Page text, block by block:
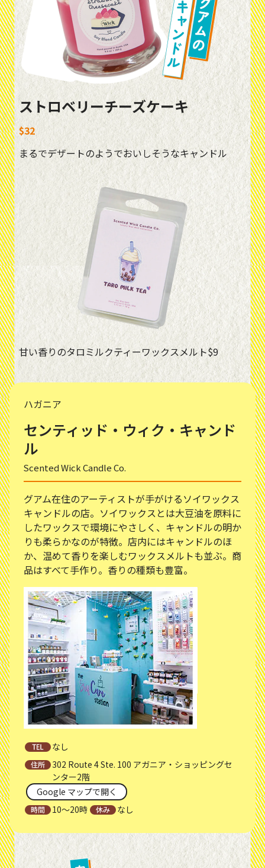
ストロベリーチーズケーキ
$32
まるでデザートのようでおいしそうなキャンドル
甘い香りのタロミルクティーワックスメルト$9
ハガニア
センティッド・ウィク・キャンド
ル
Scented Wick Candle Co.
グアム在住のアーティストが手がけるソイワックス
キャンドルの店。ソイワックスとは大豆油を原料に
したワックスで環境にやさしく、キャンドルの明か
りも柔らかなのが特徴。店内にはキャンドルのほ
か、温めて香りを楽しむワックスメルトも並ぶ。商
品はすべて手作り。香りの種類も豊富。
なし
302 Route 4 Ste. 100 アガニア・ショッピングセ
ンター2階
Google マップで開く
10～20時
なし